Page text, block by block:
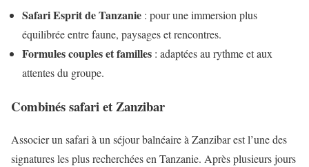
Safari Esprit de Tanzanie : pour une immersion plus
équilibrée entre faune, paysages et rencontres.
Formules couples et familles : adaptées au rythme et aux
attentes du groupe.
Combinés safari et Zanzibar
Associer un safari à un séjour balnéaire à Zanzibar est l’une des
signatures les plus recherchées en Tanzanie. Après plusieurs jours